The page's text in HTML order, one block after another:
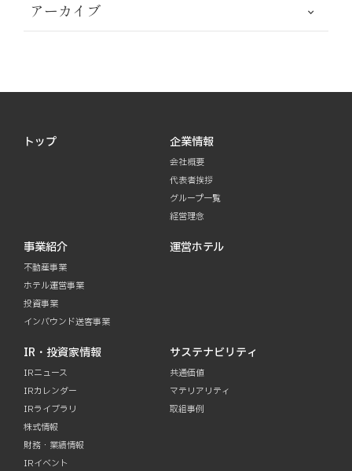
アーカイブ
トップ 企業情報
会社概要
代表者挨拶
グループ一覧
経営理念
事業紹介
不動産事業
ホテル運営事業
投資事業
インバウンド送客事業
運営ホテル
IR・投資家情報
IRニュース
IRカレンダー
IRライブラリ
株式情報
財務・業績情報
IRイベント
サステナビリティ
共通価値
マテリアリティ
取組事例